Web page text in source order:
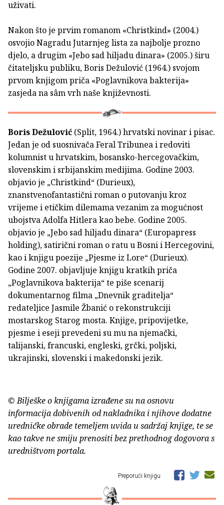
uživati.
Nakon što je prvim romanom «Christkind» (2004.)
osvojio Nagradu Jutarnjeg lista za najbolje prozno
djelo, a drugim «Jebo sad hiljadu dinara» (2005.) širu
čitateljsku publiku, Boris Dežulović (1964.) svojom
prvom knjigom priča «Poglavnikova bakterija»
zasjeda na sâm vrh naše književnosti.
Boris Dežulović (Split, 1964.) hrvatski novinar i pisac.
Jedan je od suosnivača Feral Tribunea i redoviti
kolumnist u hrvatskim, bosansko-hercegovačkim,
slovenskim i srbijanskim medijima. Godine 2003.
objavio je „Christkind“ (Durieux),
znanstvenofantastični roman o putovanju kroz
vrijeme i etičkim dilemama vezanim za mogućnost
ubojstva Adolfa Hitlera kao bebe. Godine 2005.
objavio je „Jebo sad hiljadu dinara“ (Europapress
holding), satirični roman o ratu u Bosni i Hercegovini,
kao i knjigu poezije „Pjesme iz Lore“ (Durieux).
Godine 2007. objavljuje knjigu kratkih priča
„Poglavnikova bakterija“ te piše scenarij
dokumentarnog filma „Dnevnik graditelja“
redateljice Jasmile Žbanić o rekonstrukciji
mostarskog Starog mosta. Knjige, pripovijetke,
pjesme i eseji prevedeni su mu na njemački,
talijanski, francuski, engleski, grčki, poljski,
ukrajinski, slovenski i makedonski jezik.
© Bilješke o knjigama izrađene su na osnovu
informacija dobivenih od nakladnika i njihove dodatne
uredničke obrade temeljem uvida u sadržaj knjige, te se
kao takve ne smiju prenositi bez prethodnog dogovora s
uredništvom portala.
Preporuči knjigu